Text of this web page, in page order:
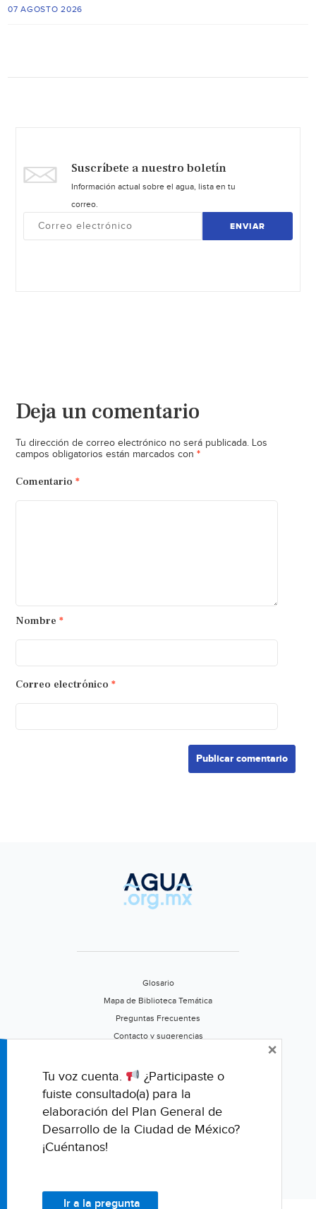
07 AGOSTO 2026
Suscríbete a nuestro boletín
Información actual sobre el agua, lista en tu
correo.
ENVIAR
Deja un comentario
Tu dirección de correo electrónico no será publicada. Los
campos obligatorios están marcados con *
Comentario *
Nombre *
Correo electrónico *
Glosario
Mapa de Biblioteca Temática
Preguntas Frecuentes
Contacto y sugerencias
Califica este portal
Tu voz cuenta.
¿Participaste o
fuiste consultado(a) para la
elaboración del Plan General de
Desarrollo de la Ciudad de México?
¡Cuéntanos!
Ir a la pregunta
×